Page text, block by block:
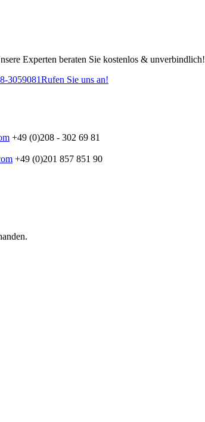
Experten beraten Sie kostenlos & unverbindlich!
3059081Rufen Sie uns an!
+49 (0)208 - 302 69 81
+49 (0)201 857 851 90